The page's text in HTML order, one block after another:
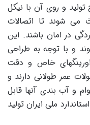
تولید و روی آن با نیکل
می شوند تا اتصالات
در امان باشند. این
و با توجه به طراحی
خاص و دقت
عمر طولانی دارند و
و آب بندی آنها قابل
ملی ایران تولید